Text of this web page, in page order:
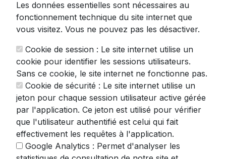
dormir confortablement, même sur le côté.
Plus besoin de vous réveiller avec ces
sensations désagréables d'écouteurs qui
s'enfoncent dans vos oreilles - un vrai
cauchemar pour les sensibles aux
chuchotements et autres déclencheurs
ASMR!
L'expérience HoomBand ne s'arrête pas à
son confort physique. Avec votre achat,
accédez à plus de 100 heures d'histoires
hypnotisantes et de méditations guidées
créées par des spécialistes du sommeil. Ces
Les données essentielles sont nécessaires au
fonctionnement technique du site internet que
vous visitez. Vous ne pouvez pas les désactiver.
Cookie de session : Le site internet utilise un
cookie pour identifier les sessions utilisateurs.
Sans ce cookie, le site internet ne fonctionne pas.
Cookie de sécurité : Le site internet utilise un
jeton pour chaque session utilisateur active gérée
par l'application. Ce jeton est utilisé pour vérifier
que l'utilisateur authentifié est celui qui fait
effectivement les requêtes à l'application.
Google Analytics : Permet d'analyser les